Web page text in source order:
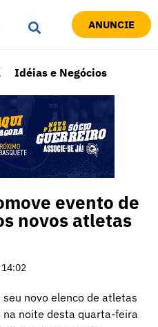
ANUNCIE
Idéias e Negócios
evento de
novos atletas
14:02
novo elenco de atletas
noite desta quarta-feira